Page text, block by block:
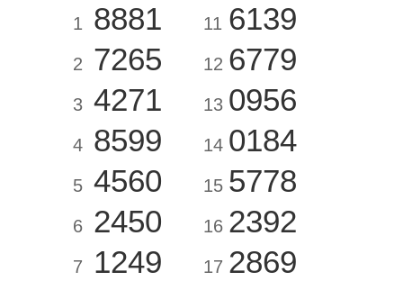
1 8881
2 7265
3 4271
4 8599
5 4560
6 2450
7 1249
11 6139
12 6779
13 0956
14 0184
15 5778
16 2392
17 2869